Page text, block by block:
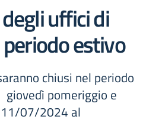
uffici di
estivo
chiusi nel periodo
pomeriggio e
11/07/2024 al